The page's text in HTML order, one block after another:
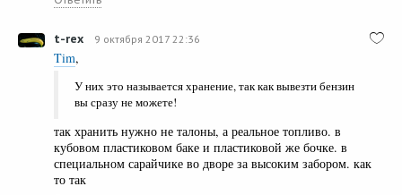
t-rex 9 октября 2017 22:36
Tim,
У них это называется хранение, так как вывезти бензин
вы сразу не можете!
так хранить нужно не талоны, а реальное топливо. в
кубовом пластиковом баке и пластиковой же бочке. в
специальном сарайчике во дворе за высоким забором. как
то так